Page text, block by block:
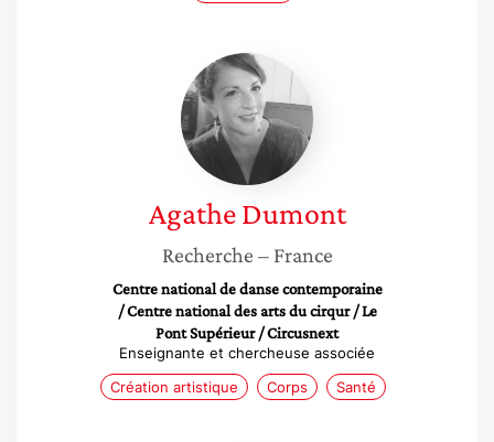
Agathe
Dumont
Agathe Dumont
Recherche – France
Centre national de danse contemporaine
/ Centre national des arts du cirqur / Le
Pont Supérieur / Circusnext
Enseignante et chercheuse associée
Création artistique
Corps Santé